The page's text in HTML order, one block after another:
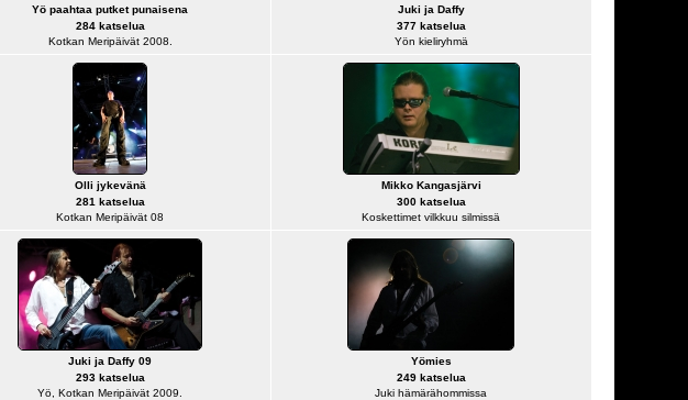
Yö paahtaa putket punaisena
284 katselua
Kotkan Meripäivät 2008.
Juki ja Daffy
377 katselua
Yön kieliryhmä
Olli jykevänä
281 katselua
Kotkan Meripäivät 08
Mikko Kangasjärvi
300 katselua
Koskettimet vilkkuu silmissä
Juki ja Daffy 09
293 katselua
Yö, Kotkan Meripäivät 2009.
Yömies
249 katselua
Juki hämärähommissa